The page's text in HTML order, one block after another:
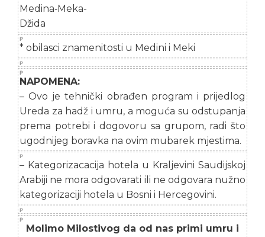
Medina‐Meka-
Džida
* obilasci znamenitosti u Medini i Meki
NAPOMENA:
– Ovo je tehnički obrađen program i prijedlog
Ureda za hadž i umru, a moguća su odstupanja
prema potrebi i dogovoru sa grupom, radi što
ugodnijeg boravka na ovim mubarek mjestima.
– Kategorizacacija hotela u Kraljevini Saudijskoj
Arabiji ne mora odgovarati ili ne odgovara nužno
kategorizaciji hotela u Bosni i Hercegovini.
Molimo Milostivog da od nas primi umru i